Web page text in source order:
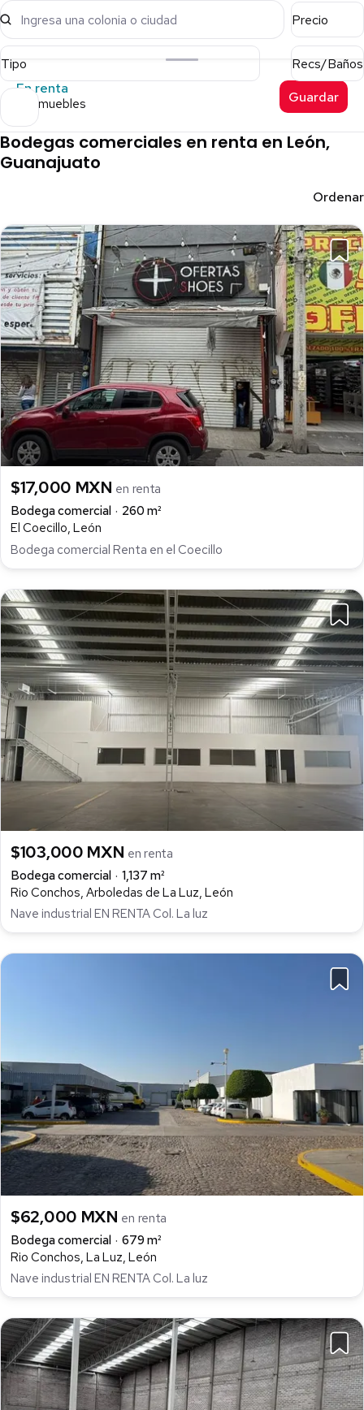
Ingresa una colonia o ciudad Precio
Tipo
Recs/Baños
En renta
21 inmuebles Guardar
Bodegas comerciales en renta en León,
Guanajuato
Ordenar
$17,000 MXN en renta
Bodega comercial
260 m²
El Coecillo, León
Bodega comercial Renta en el Coecillo
$103,000 MXN en renta
Bodega comercial
1,137 m²
Rio Conchos, Arboledas de La Luz, León
Nave industrial EN RENTA Col. La luz
$62,000 MXN en renta
Bodega comercial
679 m²
Rio Conchos, La Luz, León
Nave industrial EN RENTA Col. La luz